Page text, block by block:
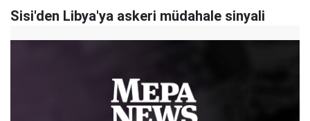
Sisi'den Libya'ya askeri müdahale sinyali